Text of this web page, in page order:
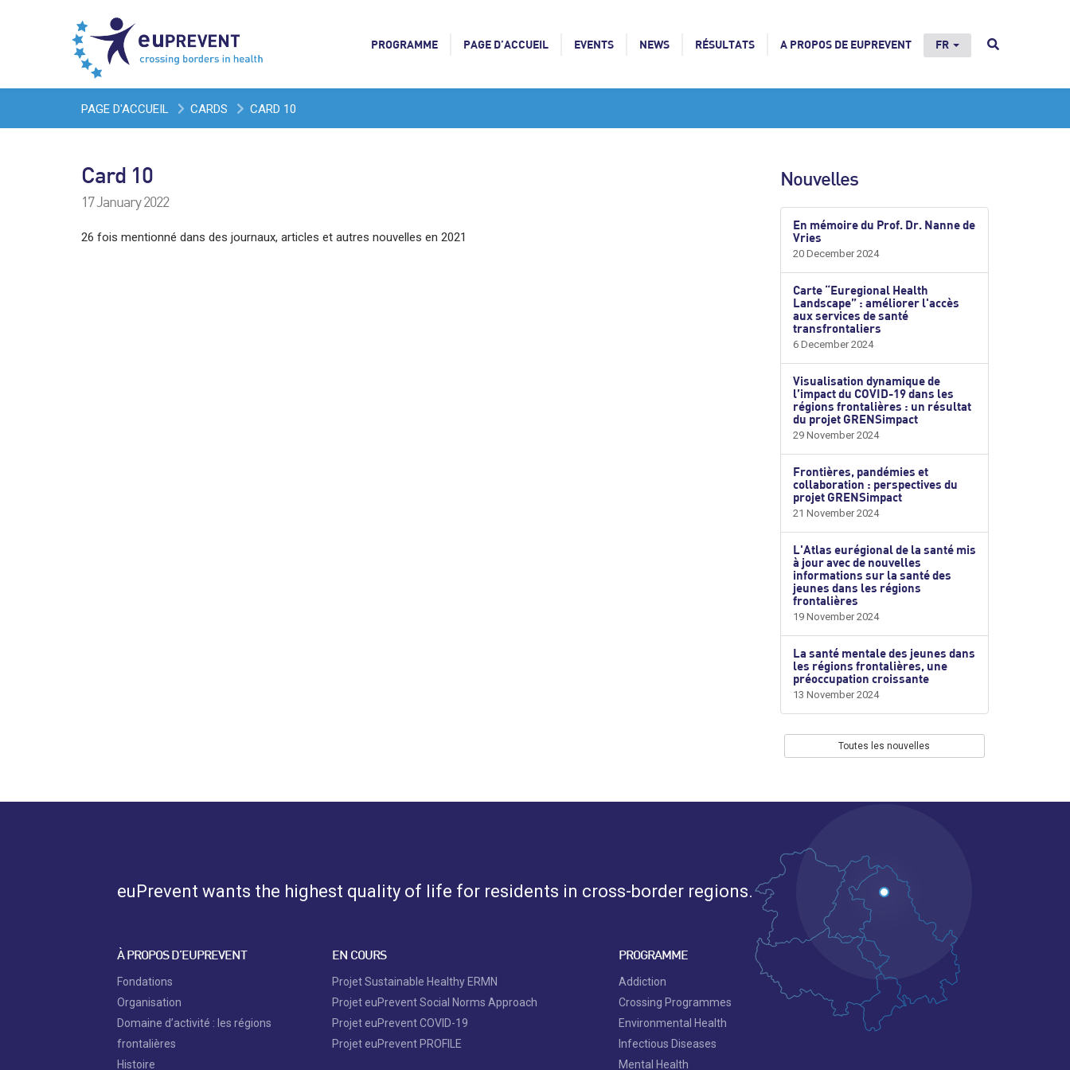
PROGRAMME PAGE D’ACCUEIL EVENTS NEWS RÉSULTATS A PROPOS DE EUPREVENT FR
PAGE D'ACCUEIL CARDS CARD 10
Card 10
17 January 2022
26 fois mentionné dans des journaux, articles et autres nouvelles en 2021
Nouvelles
En mémoire du Prof. Dr. Nanne de
Vries
20 December 2024
Carte “Euregional Health
Landscape” : améliorer l'accès
aux services de santé
transfrontaliers
6 December 2024
Visualisation dynamique de
l’impact du COVID-19 dans les
régions frontalières : un résultat
du projet GRENSimpact
29 November 2024
Frontières, pandémies et
collaboration : perspectives du
projet GRENSimpact
21 November 2024
L'Atlas eurégional de la santé mis
à jour avec de nouvelles
informations sur la santé des
jeunes dans les régions
frontalières
19 November 2024
La santé mentale des jeunes dans
les régions frontalières, une
préoccupation croissante
13 November 2024
Toutes les nouvelles
euPrevent wants the highest quality of life for residents in cross-border regions.
À PROPOS D’EUPREVENT
Fondations
Organisation
Domaine d’activité : les régions
frontalières
Histoire
EN COURS
Projet Sustainable Healthy ERMN
Projet euPrevent Social Norms Approach
Projet euPrevent COVID-19
Projet euPrevent PROFILE
PROGRAMME
Addiction
Crossing Programmes
Environmental Health
Infectious Diseases
Mental Health